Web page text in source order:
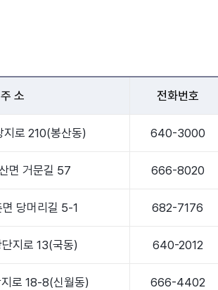
주 소 전화번호
지로 210(봉산동) 640-3000
면 거문길 57 666-8020
면 당머리길 5-1 682-7176
지로 13(국동) 640-2012
로 18-8(신월동) 666-4402